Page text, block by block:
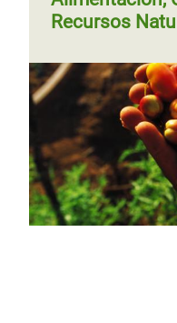
Recursos